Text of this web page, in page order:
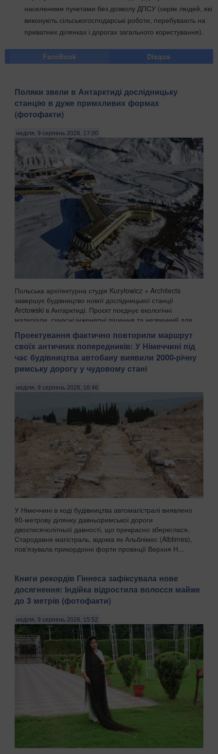
населеними пунктами без дозволу ДПСУ (окрім людей, які
виконують сільськогосподарські роботи, перебувають на
приватних ділянках і дорогах загального користування).
FaceBook Disqus
Поляки звели в Антарктиді дослідницьку
станцію в дуже примхливих формах
(фотофакти)
неділя, 9 серпень 2026, 17:00
Польська архітектурна студія Kuryłowicz + Architects
завершує будівництво нової дослідницької станції
Arctowski в Антарктиді. Проєкт поєднує екологічні
матеріали, сучасні інженерні рішення та незвичний для
Проектування фактично повторили маршрут
своїх античних попередників: У Німеччині під
час будівництва автобану виявили 2000-річну
римську дорогу у чудовому стані
неділя, 9 серпень 2026, 16:46
У Німеччині в ході будівництва автомагістралі виявлено
90-метрову ділянку давньоримської дороги
двохтисячолітньої давності, що прекрасно збереглася.
Стародавня магістраль, відома як Альблімес (Alblimes),
пов'язувала прикордонні форти провінції Верхня Н...
Книги рекордів Гіннеса зафіксувала нове
досягнення: Індійка відростила волосся майже
до 3 метрів (фотофакти)
неділя, 9 серпень 2026, 15:52